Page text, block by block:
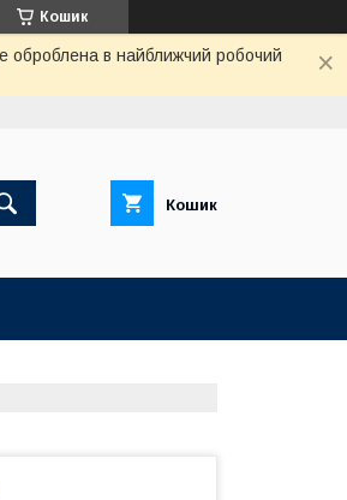
Кошик
оброблена в найближчий робочий
Кошик